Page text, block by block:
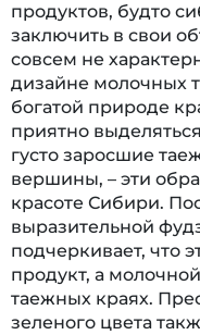
продуктов, будто
заключить в свои
совсем не
дизайне молочных
богатой природе
приятно
густо заросшие
вершины, – эти
красоте Сибири.
выразительной
подчеркивает, что
продукт, а
таежных краях.
зеленого цвета